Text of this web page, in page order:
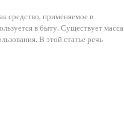
средство, применяемое в
в быту. Существует масса
В этой статье речь